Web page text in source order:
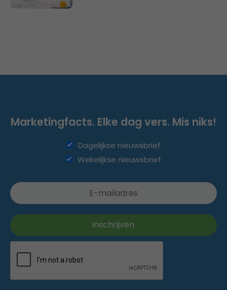
Marketingfacts. Elke dag vers. Mis niks!
Dagelijkse nieuwsbrief
Wekelijkse nieuwsbrief